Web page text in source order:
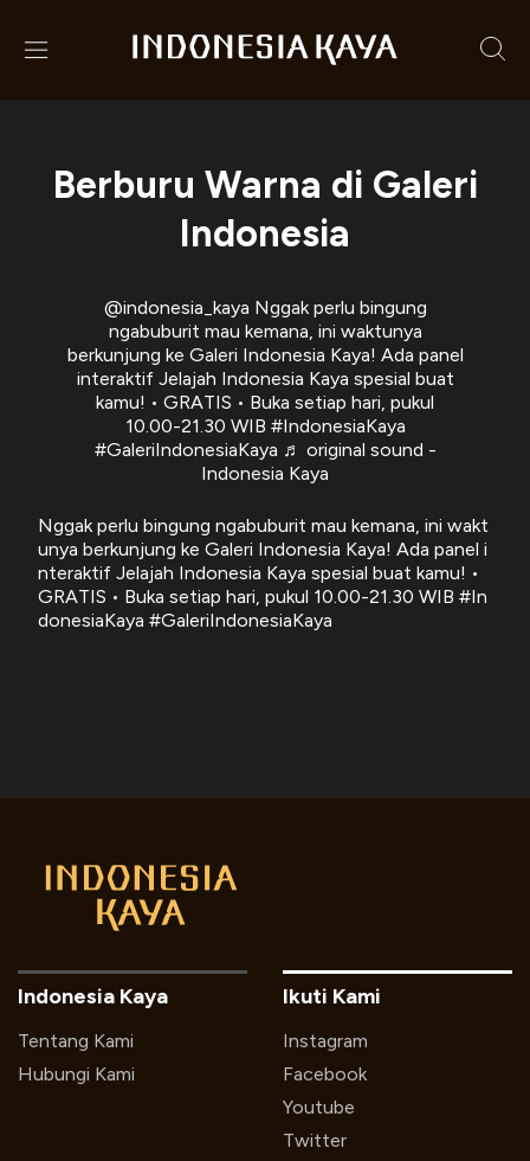
Berburu Warna di Galeri
Indonesia
@indonesia_kaya Nggak perlu bingung
ngabuburit mau kemana, ini waktunya
berkunjung ke Galeri Indonesia Kaya! Ada panel
interaktif Jelajah Indonesia Kaya spesial buat
kamu! • GRATIS • Buka setiap hari, pukul
10.00-21.30 WIB #IndonesiaKaya
#GaleriIndonesiaKaya ♬ original sound -
Indonesia Kaya
Nggak perlu bingung ngabuburit mau kemana, ini wakt
unya berkunjung ke Galeri Indonesia Kaya! Ada panel i
nteraktif Jelajah Indonesia Kaya spesial buat kamu! •
GRATIS • Buka setiap hari, pukul 10.00-21.30 WIB #In
donesiaKaya #GaleriIndonesiaKaya
Indonesia Kaya
Tentang Kami
Hubungi Kami
Ikuti Kami
Instagram
Facebook
Youtube
Twitter